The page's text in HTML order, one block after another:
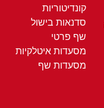
קונדיטוריות
סדנאות בישול
שף פרטי
מסעדות איטלקיות
מסעדות שף